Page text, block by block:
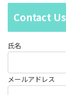
Contact Us
氏名
メールアドレス